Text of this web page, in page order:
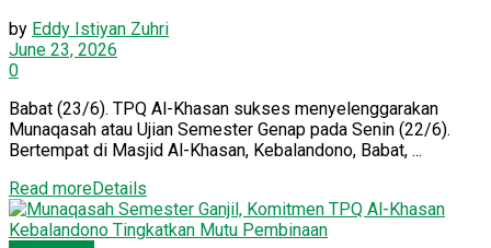
by Eddy Istiyan Zuhri
June 23, 2026
0
​Babat (23/6). TPQ Al-Khasan sukses menyelenggarakan
Munaqasah atau Ujian Semester Genap pada Senin (22/6).
Bertempat di Masjid Al-Khasan, Kebalandono, Babat, ...
Read moreDetails